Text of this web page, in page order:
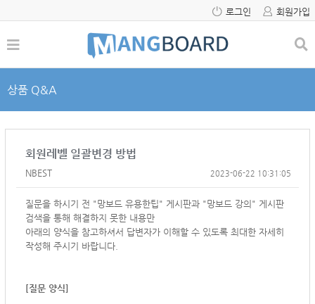
로그인 회원가입
상품 Q&A
회원레벨 일괄변경 방법
NBEST 2023-06-22 10:31:05
질문을 하시기 전 "망보드 유용한팁" 게시판과 "망보드 강의" 게시판
검색을 통해 해결하지 못한 내용만
아래의 양식을 참고하셔서 답변자가 이해할 수 있도록 최대한 자세히
작성해 주시기 바랍니다.
[질문 양식]